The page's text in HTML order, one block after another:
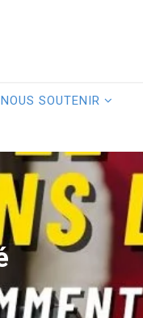
NOUS SOUTENIR